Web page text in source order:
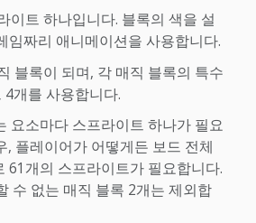
이트 하나입니다. 블록의 색을 설
임짜리 애니메이션을 사용합니다.
블록이 되며, 각 매직 블록의 특수
개를 사용합니다.
요소마다 스프라이트 하나가 필요
, 플레이어가 어떻게든 보드 전체
61개의 스프라이트가 필요합니다.
수 없는 매직 블록 2개는 제외합